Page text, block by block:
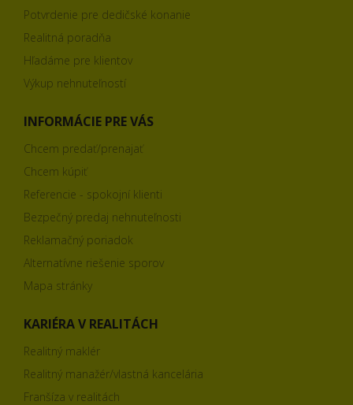
Potvrdenie pre dedičské konanie
Realitná poradňa
Hľadáme pre klientov
Výkup nehnuteľností
INFORMÁCIE PRE VÁS
Chcem predať/prenajať
Chcem kúpiť
Referencie - spokojní klienti
Bezpečný predaj nehnuteľnosti
Reklamačný poriadok
Alternatívne riešenie sporov
Mapa stránky
KARIÉRA V REALITÁCH
Realitný maklér
Realitný manažér/vlastná kancelária
Franšíza v realitách